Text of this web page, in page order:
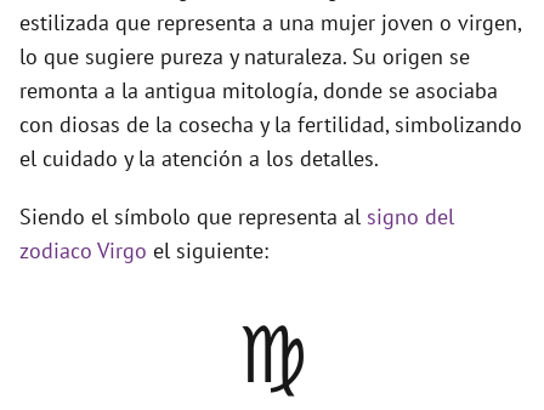
estilizada que representa a una mujer joven o virgen,
lo que sugiere pureza y naturaleza. Su origen se
remonta a la antigua mitología, donde se asociaba
con diosas de la cosecha y la fertilidad, simbolizando
el cuidado y la atención a los detalles.
Siendo el símbolo que representa al signo del
zodiaco Virgo el siguiente:
♍